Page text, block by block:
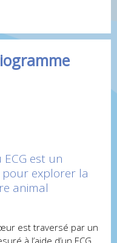
est un
explorer la
animal
est traversé par un
à l’aide d’un ECG.